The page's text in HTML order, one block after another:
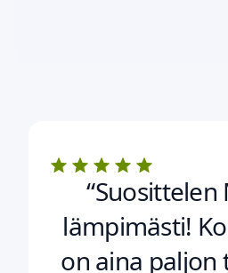
“Suosittelen
lämpimästi!
on aina paljon